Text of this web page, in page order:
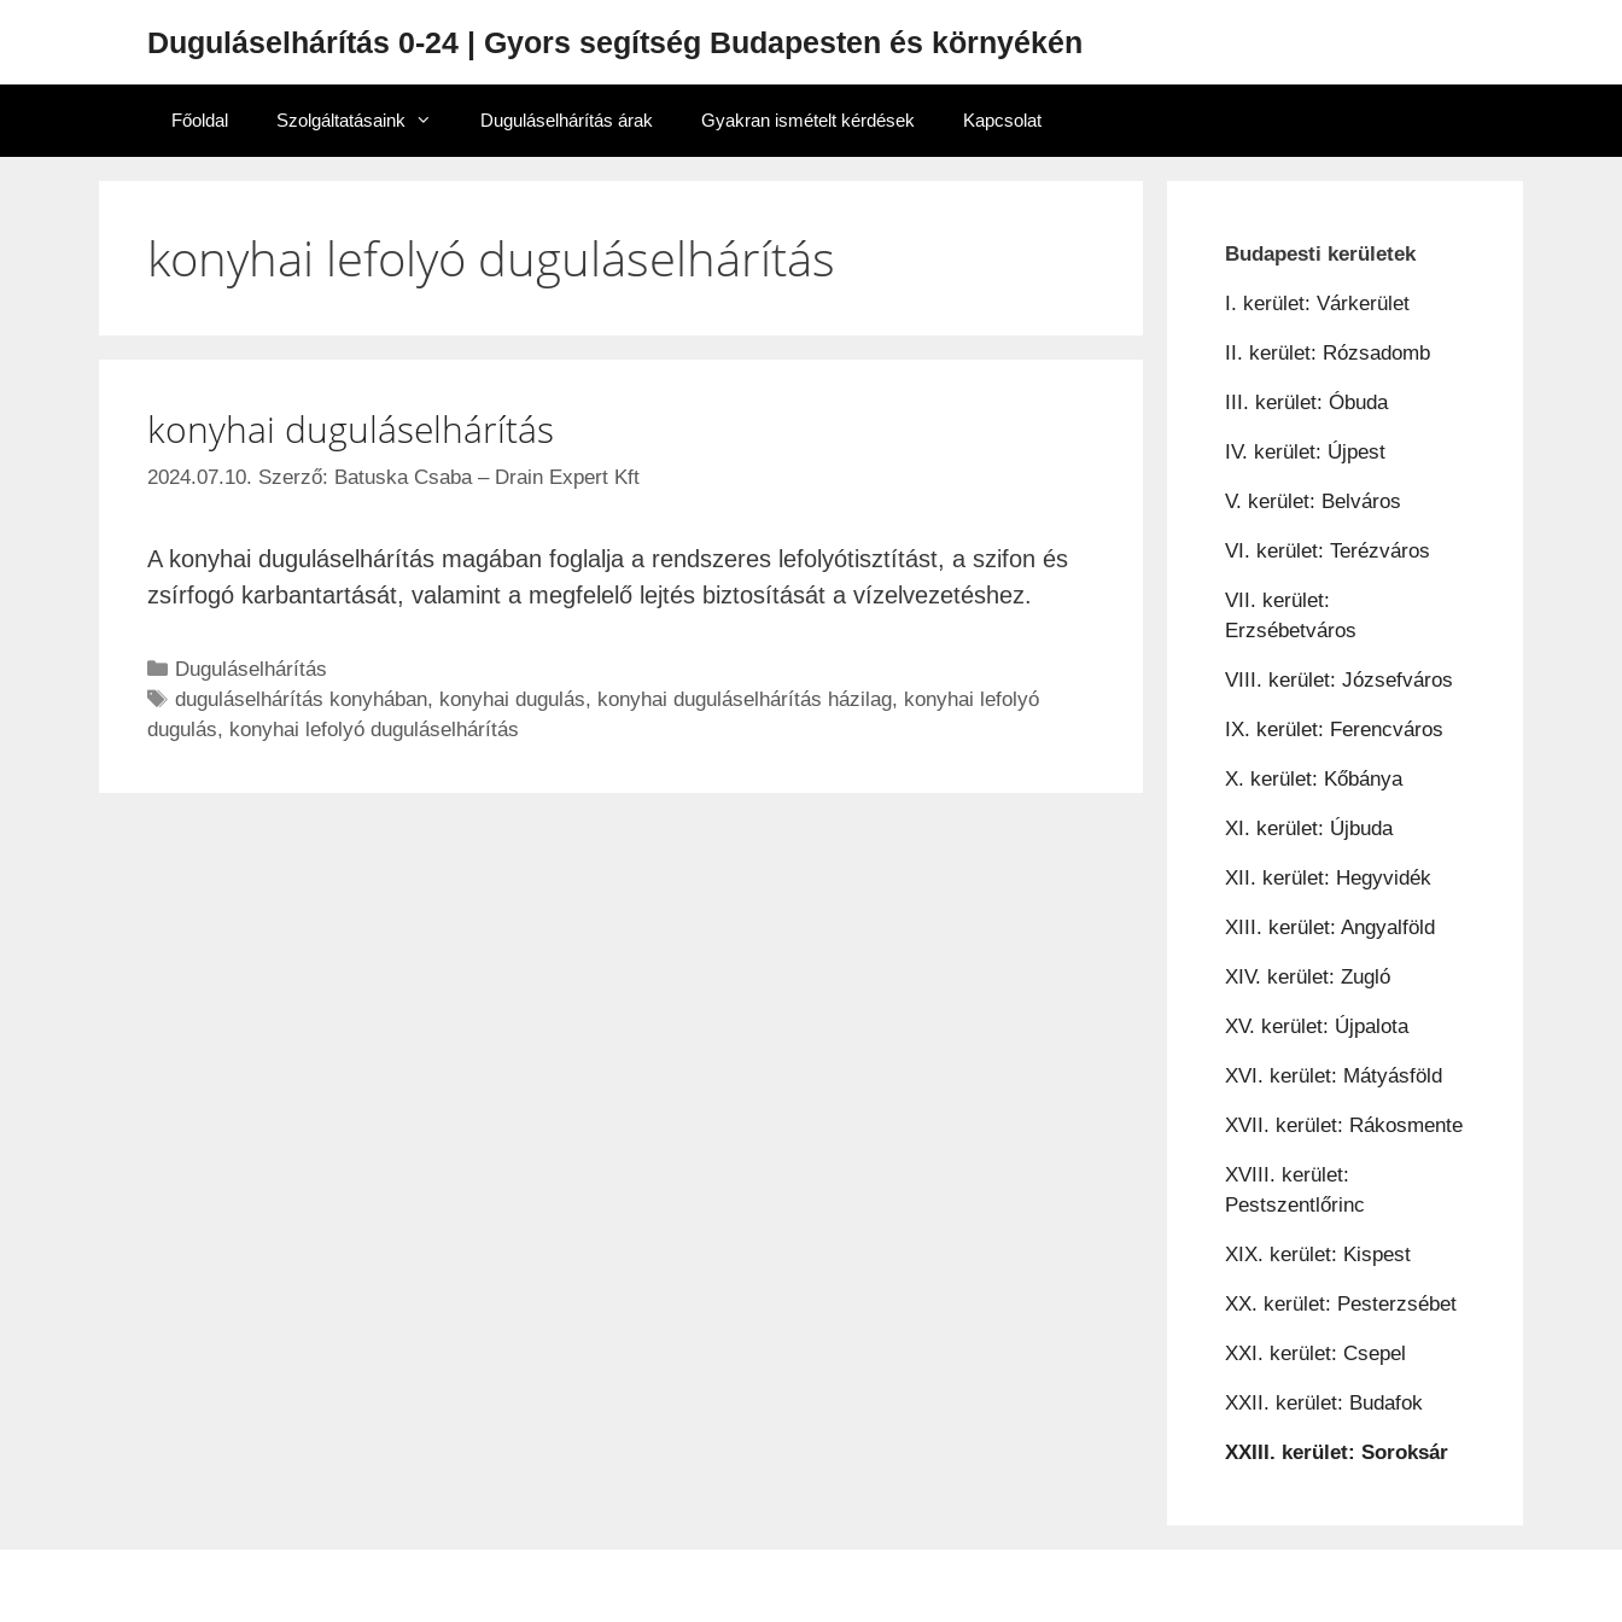
Duguláselhárítás 0-24 | Gyors segítség Budapesten és környékén
Főoldal Szolgáltatásaink Duguláselhárítás árak Gyakran ismételt kérdések Kapcsolat
konyhai lefolyó duguláselhárítás
konyhai duguláselhárítás
2024.07.10. Szerző: Batuska Csaba – Drain Expert Kft
A konyhai duguláselhárítás magában foglalja a rendszeres lefolyótisztítást, a szifon és
zsírfogó karbantartását, valamint a megfelelő lejtés biztosítását a vízelvezetéshez.
Duguláselhárítás
duguláselhárítás konyhában, konyhai dugulás, konyhai duguláselhárítás házilag, konyhai lefolyó
dugulás, konyhai lefolyó duguláselhárítás
Budapesti kerületek
I. kerület: Várkerület
II. kerület: Rózsadomb
III. kerület: Óbuda
IV. kerület: Újpest
V. kerület: Belváros
VI. kerület: Terézváros
VII. kerület:
Erzsébetváros
VIII. kerület: Józsefváros
IX. kerület: Ferencváros
X. kerület: Kőbánya
XI. kerület: Újbuda
XII. kerület: Hegyvidék
XIII. kerület: Angyalföld
XIV. kerület: Zugló
XV. kerület: Újpalota
XVI. kerület: Mátyásföld
XVII. kerület: Rákosmente
XVIII. kerület:
Pestszentlőrinc
XIX. kerület: Kispest
XX. kerület: Pesterzsébet
XXI. kerület: Csepel
XXII. kerület: Budafok
XXIII. kerület: Soroksár